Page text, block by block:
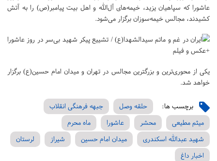
عاشورا که سپاهیان یزید، خیمه‌های آل‌الله و اهل بیت پیامبر(ص) را به آتش
کشیدند، مجالس خیمه‌سوزان برگزار می‌شود.
یکی از محوری‌ترین و بزرگترین مجالس در تهران و میدان امام حسین(ع) برگزار
خواهد شد.
برچسب ها: حلقه وصل
جبهه فرهنگی انقلاب
میثم مطیعی
محشر عاشورا
ماه محرم
شهید عبدالله اسکندری
میدان امام حسین شیراز
لرستان
اخبار داغ